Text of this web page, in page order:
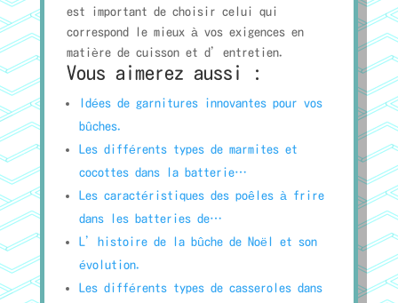
est important de choisir celui qui
correspond le mieux à vos exigences en
matière de cuisson et d’entretien.
Vous aimerez aussi :
Idées de garnitures innovantes pour vos
bûches.
Les différents types de marmites et
cocottes dans la batterie…
Les caractéristiques des poêles à frire
dans les batteries de…
L’histoire de la bûche de Noël et son
évolution.
Les différents types de casseroles dans